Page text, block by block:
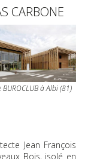
CARBONE
à Albi (81)
Jean François
Bois, isolé en